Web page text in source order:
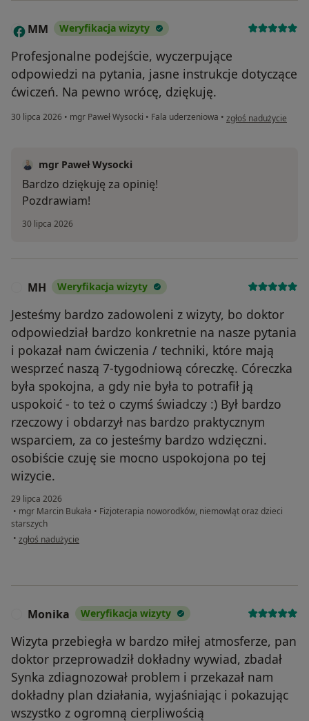
M MM Weryfikacja wizyty
Profesjonalne podejście, wyczerpujące
odpowiedzi na pytania, jasne instrukcje dotyczące
ćwiczeń. Na pewno wrócę, dziękuję.
30 lipca 2026 • mgr Paweł Wysocki • Fala uderzeniowa • w opinii użytkownika
zgłoś nadużycie
mgr Paweł Wysocki
Bardzo dziękuję za opinię!
Pozdrawiam!
30 lipca 2026
MH Weryfikacja wizyty
Jesteśmy bardzo zadowoleni z wizyty, bo doktor
odpowiedział bardzo konkretnie na nasze pytania
i pokazał nam ćwiczenia / techniki, które mają
wesprzeć naszą 7-tygodniową córeczkę. Córeczka
była spokojna, a gdy nie była to potrafił ją
uspokoić - to też o czymś świadczy :) Był bardzo
rzeczowy i obdarzył nas bardzo praktycznym
wsparciem, za co jesteśmy bardzo wdzięczni.
osobiście czuję sie mocno uspokojona po tej
wizycie.
29 lipca 2026
• mgr Marcin Bukała • Fizjoterapia noworodków, niemowląt oraz dzieci
starszych
• w opinii użytkownika MH
zgłoś nadużycie
Monika Weryfikacja wizyty
Wizyta przebiegła w bardzo miłej atmosferze, pan
doktor przeprowadził dokładny wywiad, zbadał
Synka zdiagnozował problem i przekazał nam
dokładny plan działania, wyjaśniając i pokazując
wszystko z ogromną cierpliwością